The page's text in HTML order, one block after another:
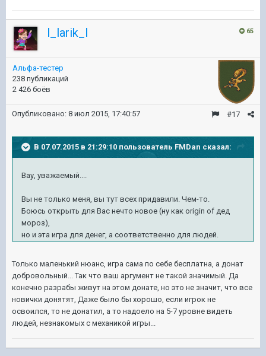
65
l_larik_l
Альфа-тестер
238 публикаций
2 426 боёв
#17
Опубликовано: 8 июл 2015, 17:40:57
В 07.07.2015 в 21:29:10 пользователь FMDan сказал:
Вау, уважаемый....
Вы не только меня, вы тут всех придавили. Чем-то.
Боюсь открыть для Вас нечто новое (ну как origin of дед
мороз),
но и эта игра для денег, а соответственно для людей.
Только маленький нюанс, игра сама по себе бесплатна, а донат
добровольный... Так что ваш аргумент не такой значимый. Да
конечно разрабы живут на этом донате, но это не значит, что все
новички донятят, Даже было бы хорошо, если игрок не
освоился, то не донатил, а то надоело на 5-7 уровне видеть
людей, незнакомых с механикой игры...